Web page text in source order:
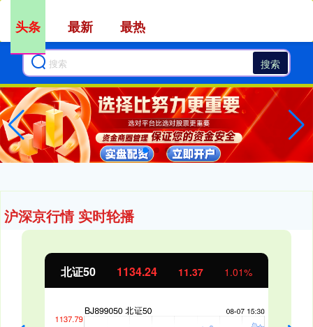
搜索
沪深京行情 实时轮播
北证50 1134.24 11.37 1.01%
头条 最新 最热